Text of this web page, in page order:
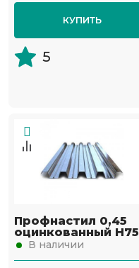
КУПИТЬ
5
Профнастил 0,45
оцинкованный Н75
В наличии